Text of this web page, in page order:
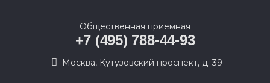
Общественная приемная
+7 (495) 788-44-93
Москва, Кутузовский проспект, д. 39